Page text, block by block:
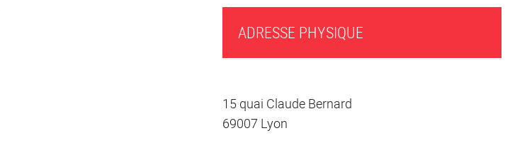
ADRESSE PHYSIQUE
15 quai Claude Bernard
69007 Lyon